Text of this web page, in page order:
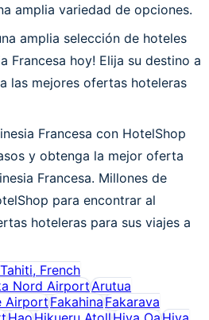
amplia variedad de opciones.
amplia selección de hoteles
Francesa hoy! Elija su destino a
las mejores ofertas hoteleras
Francesa con HotelShop
y obtenga la mejor oferta
Francesa. Millones de
para encontrar al
hoteleras para sus viajes a
French
Nord AirportArutua
AirportFakahinaFakarava